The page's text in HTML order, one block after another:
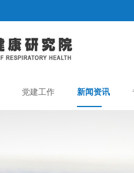
党建工作 新闻资讯